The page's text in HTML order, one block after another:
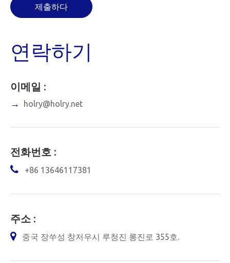
제출하다
연락하기
이메일 :
→ holry@holry.net
전화번호 :
 +86 13646117381
주소 :
 중국 장쑤성 창저우시 루청진 롱진로 355호.